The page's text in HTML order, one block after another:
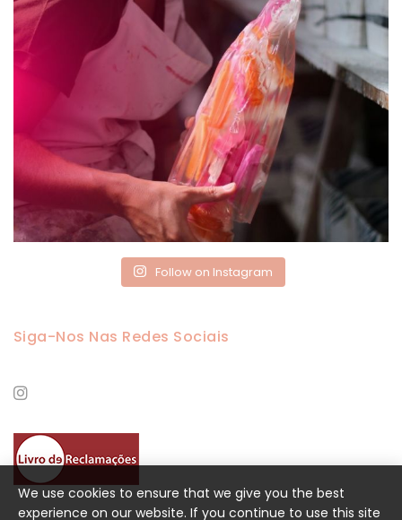
Follow on Instagram
Siga-Nos Nas Redes Sociais
We use cookies to ensure that we give you the best
experience on our website. If you continue to use this site